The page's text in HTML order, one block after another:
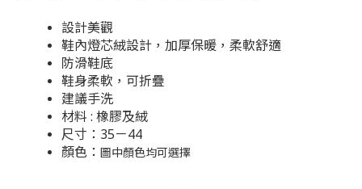
設計美觀
鞋內燈芯絨設計，加厚保暖，柔軟舒適
防滑鞋底
鞋身柔軟，可折疊
建議手洗
材料 : 橡膠及絨
尺寸：35－44
顏色： 圖中顏色均可選擇